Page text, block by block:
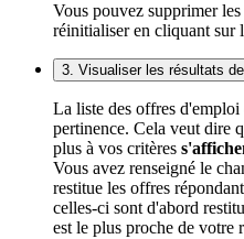
Vous pouvez supprimer
réinitialiser en cliquant sur
3. Visualiser les résultats
La liste des offres d'emploi
pertinence. Cela veut dire
plus à vos critères
Vous avez renseigné le
restitue les offres
celles-ci sont d'abord
est le plus proche de votre